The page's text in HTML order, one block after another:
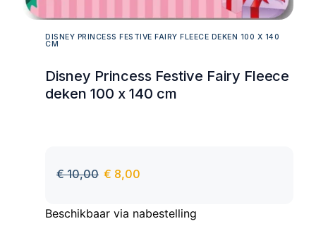
DISNEY PRINCESS FESTIVE FAIRY FLEECE DEKEN 100 X 140
CM
Disney Princess Festive Fairy Fleece
deken 100 x 140 cm
€10,00 € 8,00
Beschikbaar via nabestelling